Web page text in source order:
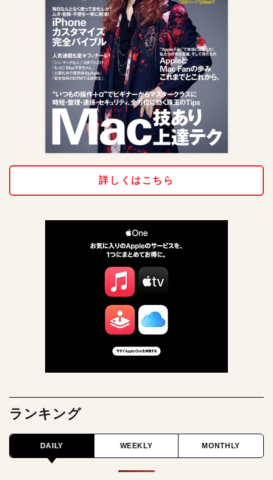
詳しくはこちら
ランキング
DAILY WEEKLY MONTHLY